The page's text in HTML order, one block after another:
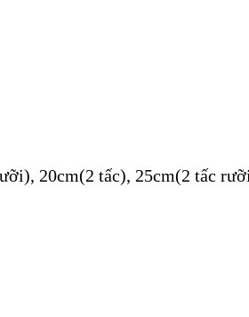
20cm(2 tấc), 25cm(2 tấc